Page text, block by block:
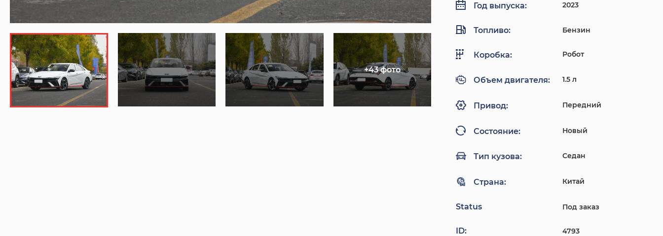
+43 фото
Год выпуска: 2023
Топливо: Бензин
Коробка: Робот
Объем двигателя: 1.5 л
Привод: Передний
Состояние: Новый
Тип кузова: Седан
Страна: Китай
Status Под заказ
ID: 4793